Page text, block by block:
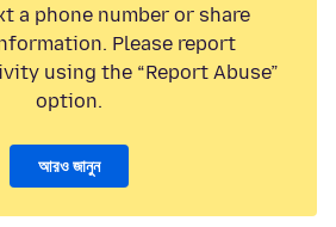
a phone number or share
Please report
using the “Report Abuse”
option.
আরও জানুন